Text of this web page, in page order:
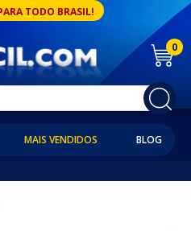
TODO BRASIL!
0
MAIS VENDIDOS BLOG